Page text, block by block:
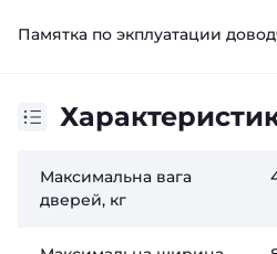
Памятка по экплуатации
Максимальна вага
дверей, кг